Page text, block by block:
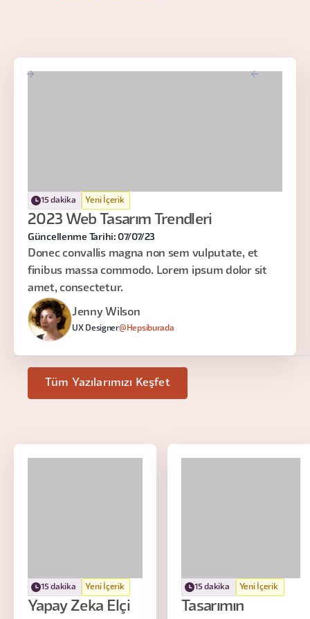
15 dakika Yeni İçerik
2023 Web Tasarım Trendleri
Güncellenme Tarihi: 07/07/23
Donec convallis magna non sem vulputate, et
finibus massa commodo. Lorem ipsum dolor sit
amet, consectetur.
Jenny Wilson
UX Designer@Hepsiburada
Tüm Yazılarımızı Keşfet
15 dakika Yeni İçerik
Yapay Zeka Elçi
15 dakika Yeni İçerik
Tasarımın